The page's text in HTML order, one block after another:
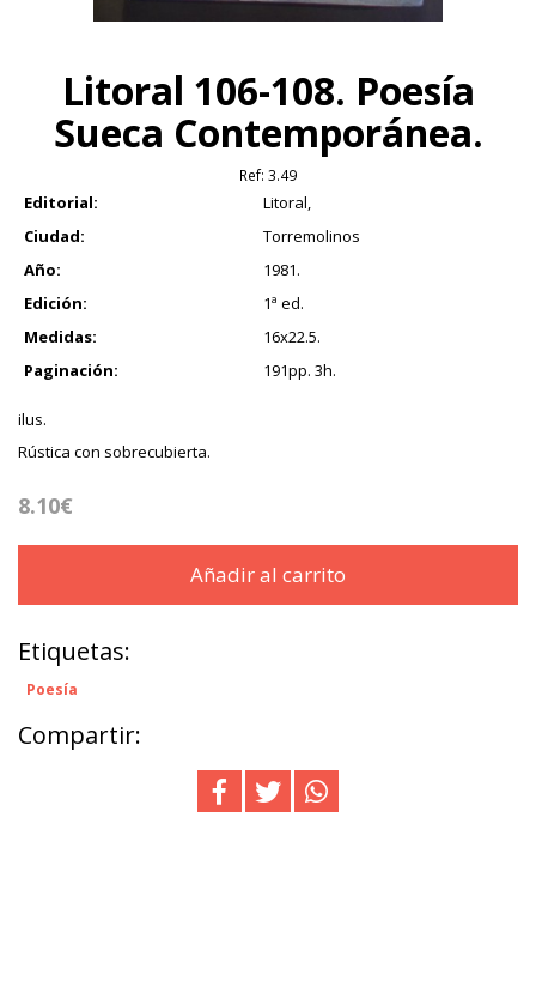
Litoral 106-108. Poesía
Sueca Contemporánea.
Ref: 3.49
Editorial:
Litoral,
Ciudad:
Torremolinos
Año:
1981.
Edición:
1ª ed.
Medidas:
16x22.5.
Paginación:
191pp. 3h.
ilus.
Rústica con sobrecubierta.
8.10€
Añadir al carrito
Etiquetas:
Poesía
Compartir: